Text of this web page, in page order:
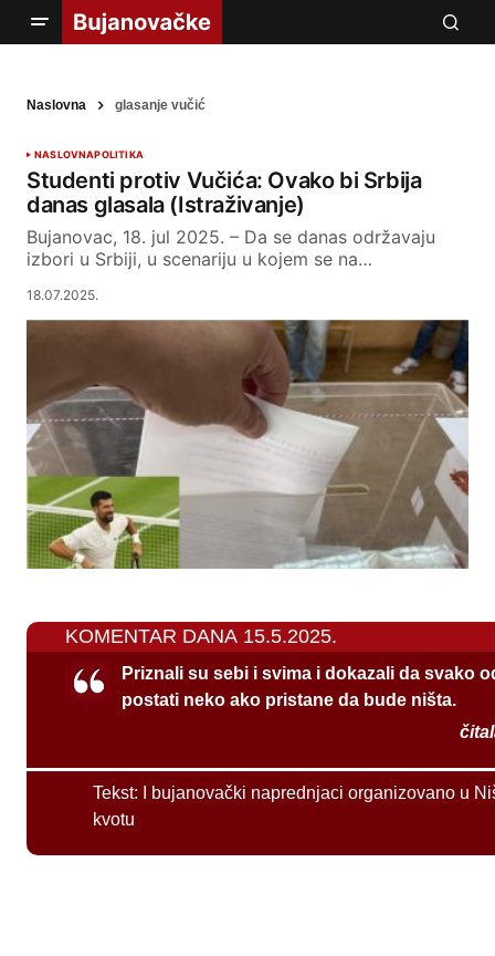
Naslovna glasanje vučić
NASLOVNAPOLITIKA
Studenti protiv Vučića: Ovako bi Srbija
danas glasala (Istraživanje)
Bujanovac, 18. jul 2025. – Da se danas održavaju
izbori u Srbiji, u scenariju u kojem se na…
18.07.2025.
KOMENTAR DANA 15.5.2025.
Priznali su sebi i svima i dokazali da svako
postati neko ako pristane da bude ništa.
Tekst:
I bujanovački naprednjaci organizovano u
kvotu